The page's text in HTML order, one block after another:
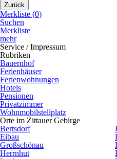
Zurück
Merkliste (0)
Suchen
Merkliste
mehr
Service / Impressum
Rubriken
Bauernhof
Ferienhäuser
Ferienwohnungen
Hotels
Pensionen
Privatzimmer
Wohnmobilstellplatz
Orte im Zittauer Gebirge
Bertsdorf
Eibau
Großschönau
Herrnhut